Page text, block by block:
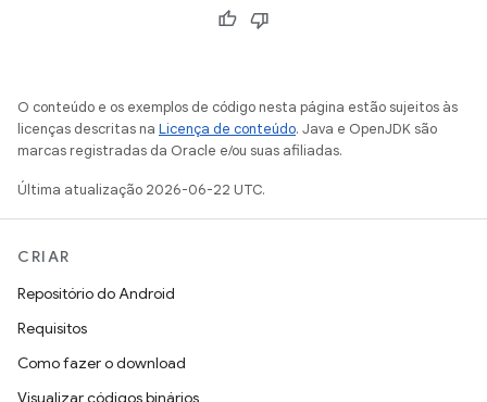
O conteúdo e os exemplos de código nesta página estão sujeitos às
licenças descritas na Licença de conteúdo. Java e OpenJDK são
marcas registradas da Oracle e/ou suas afiliadas.
Última atualização 2026-06-22 UTC.
CRIAR
Repositório do Android
Requisitos
Como fazer o download
Visualizar códigos binários